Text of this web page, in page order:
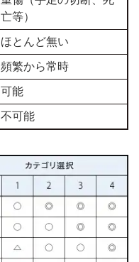
亡等）
ほとんど無い
頻繁から常時
可能
不可能